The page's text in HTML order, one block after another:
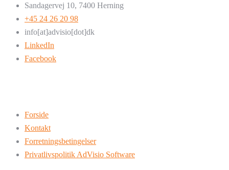
Sandagervej 10, 7400 Herning
+45 24 26 20 98
info[at]advisio[dot]dk
LinkedIn
Facebook
Forside
Kontakt
Forretningsbetingelser
Privatlivspolitik AdVisio Software